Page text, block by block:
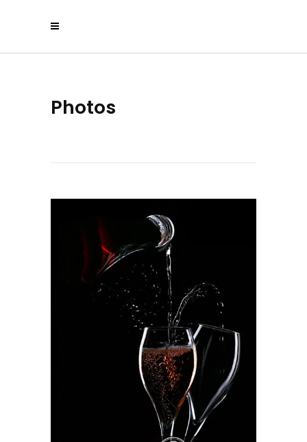
Photos
FLÛTES ROSÉ
Photos